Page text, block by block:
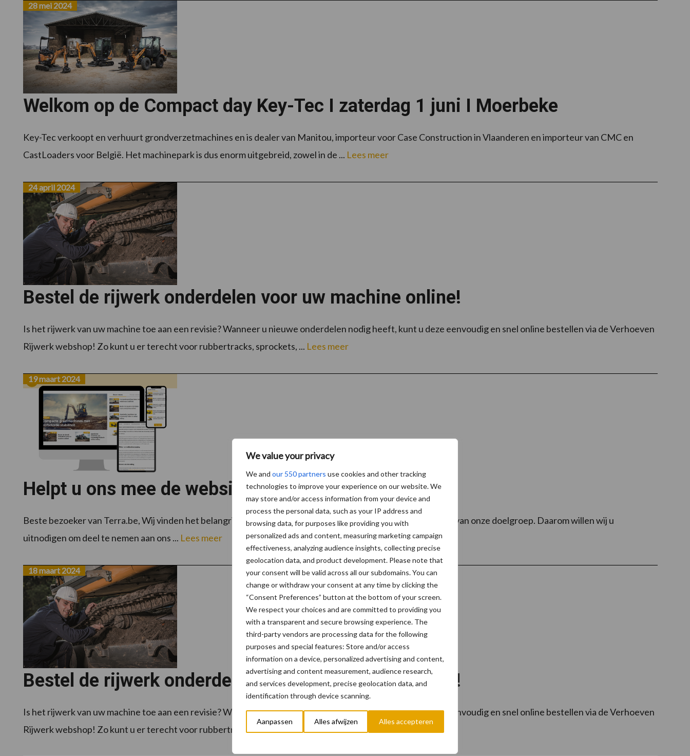
We value your privacy
We and our 550 partners use cookies and other tracking
technologies to improve your experience on our website. We
may store and/or access information from your device and
process the personal data, such as your IP address and
browsing data, for purposes like providing you with
personalized ads and content, measuring marketing campaign
effectiveness, analyzing audience insights, collecting precise
geolocation data, and product development. Please note that
your consent will be valid across all our subdomains. You can
change or withdraw your consent at any time by clicking the
“Consent Preferences” button at the bottom of your screen.
We respect your choices and are committed to providing you
with a transparent and secure browsing experience. The
third-party vendors are processing data for the following
purposes and special features: Store and/or access
information on a device, personalized advertising and content,
advertising and content measurement, audience research,
and services development, precise geolocation data, and
identification through device scanning.
Aanpassen Alles afwijzen Alles accepteren
Welkom op de Compact day Key-Tec I zaterdag 1 juni I Moerbeke
28 mei 2024
Key-Tec verkoopt en verhuurt grondverzetmachines en is dealer van Manitou, importeur voor Case Construction in Vlaanderen en importeur van CMC en
CastLoaders voor België. Het machinepark is dus enorm uitgebreid, zowel in de ... Lees meer
Bestel de rijwerk onderdelen voor uw machine online!
24 april 2024
Is het rijwerk van uw machine toe aan een revisie? Wanneer u nieuwe onderdelen nodig heeft, kunt u deze eenvoudig en snel online bestellen via de Verhoeven
Rijwerk webshop! Zo kunt u er terecht voor rubbertracks, sprockets, ... Lees meer
Helpt u ons mee de website van Terra te verbeteren?
19 maart 2024
Beste bezoeker van Terra.be, Wij vinden het belangrijk dat de website Terra.be aansluit bij de leesbehoeften van onze doelgroep. Daarom willen wij u
uitnodigen om deel te nemen aan ons ... Lees meer
Bestel de rijwerk onderdelen voor uw machine online!
18 maart 2024
Is het rijwerk van uw machine toe aan een revisie? Wanneer u nieuwe onderdelen nodig heeft, kunt u deze eenvoudig en snel online bestellen via de Verhoeven
Rijwerk webshop! Zo kunt u er terecht voor rubbertracks, sprockets, ...Lees meer